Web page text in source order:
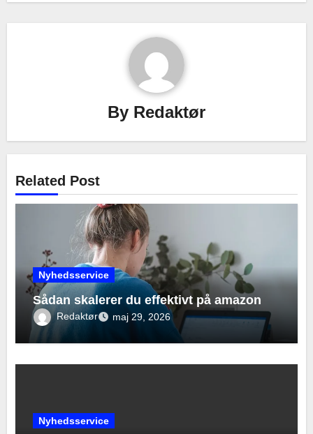
By Redaktør
Related Post
Nyhedsservice
Sådan skalerer du effektivt på amazon
Redaktør maj 29, 2026
Nyhedsservice